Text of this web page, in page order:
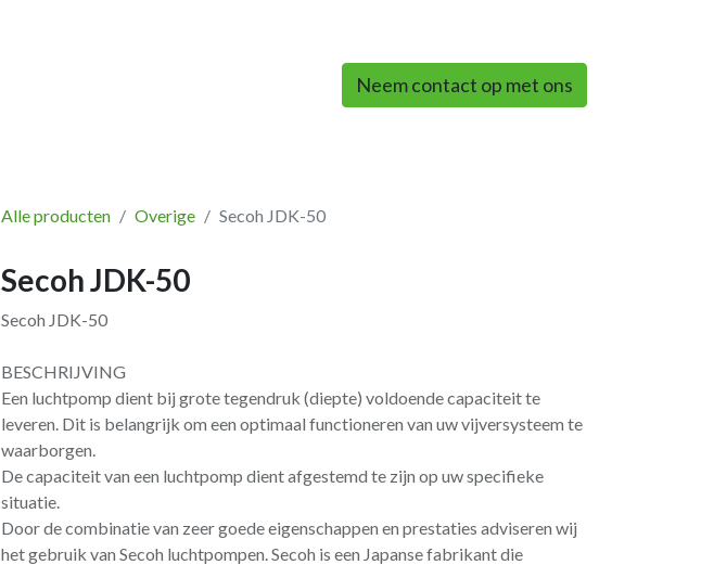
Neem contact op met ons
Alle producten Overige Secoh JDK-50
Secoh JDK-50
Secoh JDK-50
BESCHRIJVING
Een luchtpomp dient bij grote tegendruk (diepte) voldoende capaciteit te
leveren. Dit is belangrijk om een optimaal functioneren van uw vijversysteem te
waarborgen.
De capaciteit van een luchtpomp dient afgestemd te zijn op uw specifieke
situatie.
Door de combinatie van zeer goede eigenschappen en prestaties adviseren wij
het gebruik van Secoh luchtpompen. Secoh is een Japanse fabrikant die